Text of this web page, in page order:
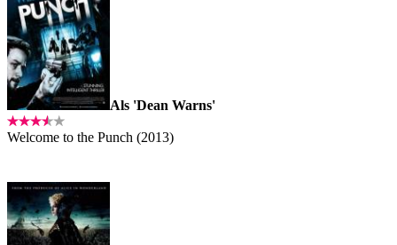
Als 'Dean Warns'
Welcome to the Punch (2013)